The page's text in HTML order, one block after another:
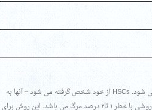
HSCs تزریقی یک راه درمانی بوده که بعضی مواقع برای درمان ام اس استفاده می شود. HSCs از خود شخص گرفته می شود – آنها به
عنوان سلول های بنیادی اتولوگ شناخته می شود. این درمان تایید نشده بوده و روشی با خطر ۱ تا۲ درصد مرگ می باشد. این روش برای